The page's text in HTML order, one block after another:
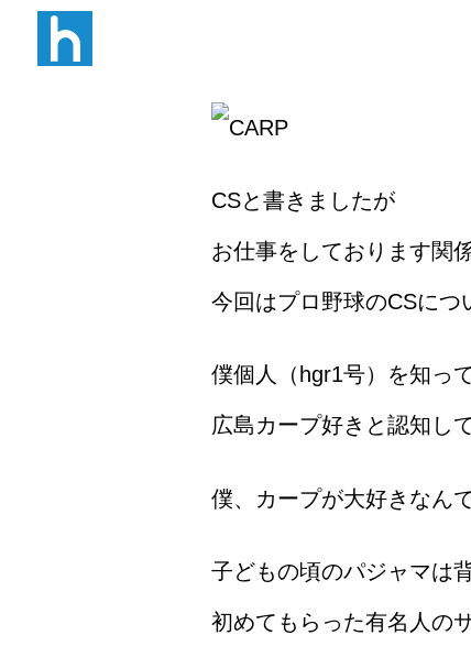
W B N
CSと書きましたが
お仕事をしております関
今回はプロ野球のCSにつ
僕個人（hgr1号）を知っ
広島カープ好きと認知し
僕、カープが大好きなん
子どもの頃のパジャマは
初めてもらった有名人の